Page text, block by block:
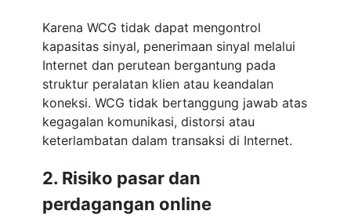
Karena WCG tidak dapat mengontrol
kapasitas sinyal, penerimaan sinyal melalui
Internet dan perutean bergantung pada
struktur peralatan klien atau keandalan
koneksi. WCG tidak bertanggung jawab atas
kegagalan komunikasi, distorsi atau
keterlambatan dalam transaksi di Internet.
2. Risiko pasar dan
perdagangan online